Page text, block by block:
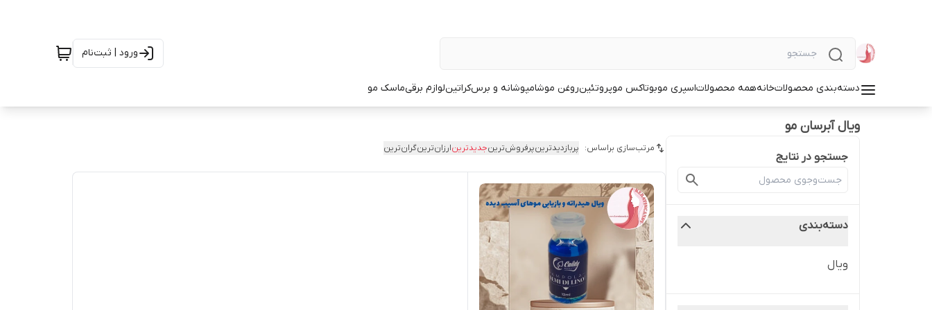
ورود | ثبت‌نام
دسته‌بندی محصولاتخانههمه محصولاتاسپری موبوتاکس موپروتئینروغن موشامپوشانه و برسکراتینلوازم برقیماسک مو
ویال آبرسان مو
جستجو در نتایج
دسته‌بندی
ویال
مرتب‌سازی براساس: پربازدیدترینپرفروش‌ترینجدیدترینارزان‌ترینگران‌ترین